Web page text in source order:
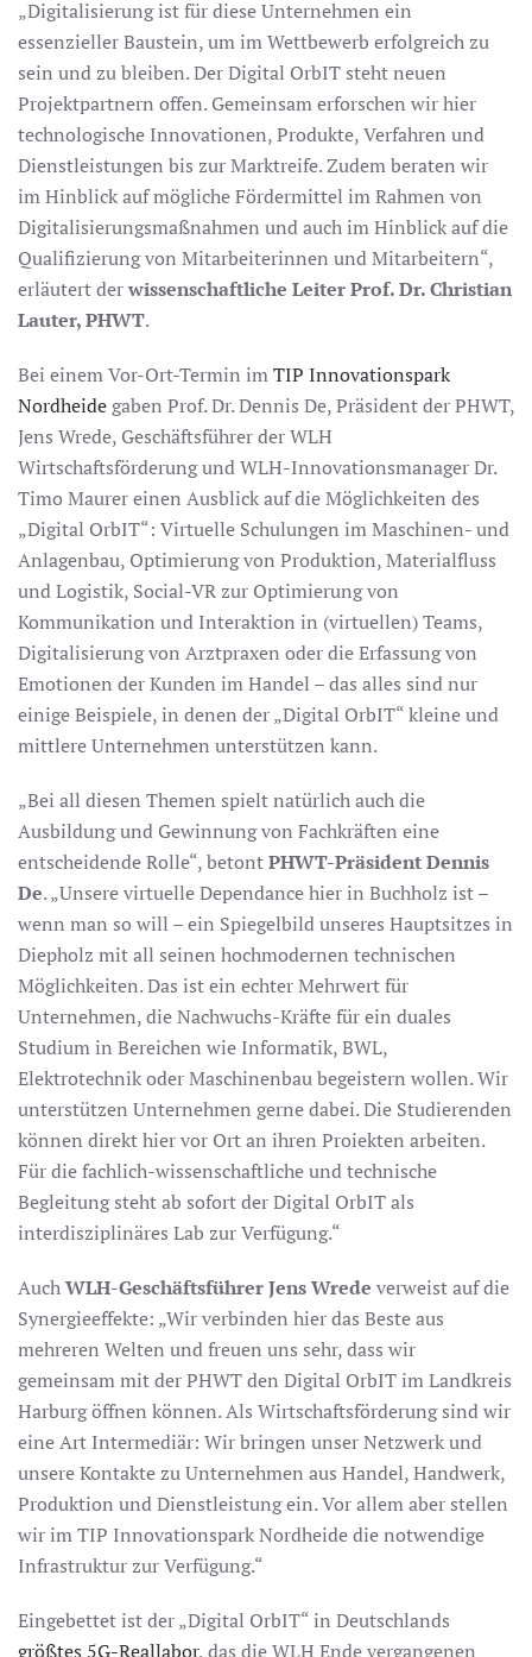
„Digitalisierung ist für diese Unternehmen ein
essenzieller Baustein, um im Wettbewerb erfolgreich zu
sein und zu bleiben. Der Digital OrbIT steht neuen
Projektpartnern offen. Gemeinsam erforschen wir hier
technologische Innovationen, Produkte, Verfahren und
Dienstleistungen bis zur Marktreife. Zudem beraten wir
im Hinblick auf mögliche Fördermittel im Rahmen von
Digitalisierungsmaßnahmen und auch im Hinblick auf die
Qualifizierung von Mitarbeiterinnen und Mitarbeitern“,
erläutert derwissenschaftliche Leiter Prof. Dr. Christian
Lauter, PHWT.
Bei einem Vor-Ort-Termin imTIP Innovationspark
Nordheidegaben Prof. Dr. Dennis De, Präsident der PHWT,
Jens Wrede, Geschäftsführer der WLH
Wirtschaftsförderung und WLH-Innovationsmanager Dr.
Timo Maurer einen Ausblick auf die Möglichkeiten des
„Digital OrbIT“: Virtuelle Schulungen im Maschinen- und
Anlagenbau, Optimierung von Produktion, Materialfluss
und Logistik, Social-VR zur Optimierung von
Kommunikation und Interaktion in (virtuellen) Teams,
Digitalisierung von Arztpraxen oder die Erfassung von
Emotionen der Kunden im Handel – das alles sind nur
einige Beispiele, in denen der „Digital OrbIT“ kleine und
mittlere Unternehmen unterstützen kann.
„Bei all diesen Themen spielt natürlich auch die
Ausbildung und Gewinnung von Fachkräften eine
entscheidende Rolle“, betontPHWT-Präsident Dennis
De. „Unsere virtuelle Dependance hier in Buchholz ist –
wenn man so will – ein Spiegelbild unseres Hauptsitzes in
Diepholz mit all seinen hochmodernen technischen
Möglichkeiten. Das ist ein echter Mehrwert für
Unternehmen, die Nachwuchs-Kräfte für ein duales
Studium in Bereichen wie Informatik, BWL,
Elektrotechnik oder Maschinenbau begeistern wollen. Wir
unterstützen Unternehmen gerne dabei. Die Studierenden
können direkt hier vor Ort an ihren Proiekten arbeiten.
Für die fachlich-wissenschaftliche und technische
Begleitung steht ab sofort der Digital OrbIT als
interdisziplinäres Lab zur Verfügung.“
AuchWLH-Geschäftsführer Jens Wrede verweist auf die
Synergieeffekte: „Wir verbinden hier das Beste aus
mehreren Welten und freuen uns sehr, dass wir
gemeinsam mit der PHWT den Digital OrbIT im Landkreis
Harburg öffnen können. Als Wirtschaftsförderung sind wir
eine Art Intermediär: Wir bringen unser Netzwerk und
unsere Kontakte zu Unternehmen aus Handel, Handwerk,
Produktion und Dienstleistung ein. Vor allem aber stellen
wir im TIP Innovationspark Nordheide die notwendige
Infrastruktur zur Verfügung.“
Eingebettet ist der „Digital OrbIT“ in Deutschlands
größtes 5G-Reallabor, das die WLH Ende vergangenen